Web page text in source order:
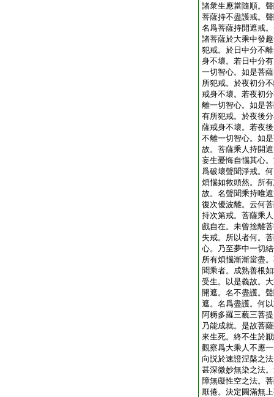
諸衆生應當隨順。
菩薩持不盡護戒。
名爲菩薩持開遮戒
諸菩薩於大乘中發
犯戒。於日中分不
身不壞。若日中分
一切智心。如是菩
所犯戒。於夜初分
戒身不壞。若夜初
離一切智心。如是
有所犯戒。於夜後
薩戒身不壞。若夜
不離一切智心。如
故。菩薩乘人持開
妄生憂悔自惱其心
爲破壞聲聞淨戒。
煩惱如救頭然。所
故。名聲聞乘持唯
復次優波離。云何
持次第戒。菩薩乘
戲自在。未曾捨離
失戒。所以者何。
心。乃至夢中一切
所有煩惱漸漸當盡
聞乘者。成熟善根
受生。以是義故。
開遮。名不盡護。
遮。名爲盡護。何
阿耨多羅三藐三菩
乃能成就。是故菩
來生死。終不生於
觀察爲大乘人不應
向説於速證涅槃之
甚深微妙無染之法
障無礙性空之法。
厭倦。決定圓滿無